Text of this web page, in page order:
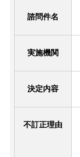
諮問件名
実施機関
決定内容
不訂正理由